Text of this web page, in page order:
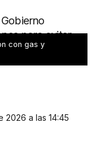
para evitar
y gas
con gas y
2026 a las 14:45